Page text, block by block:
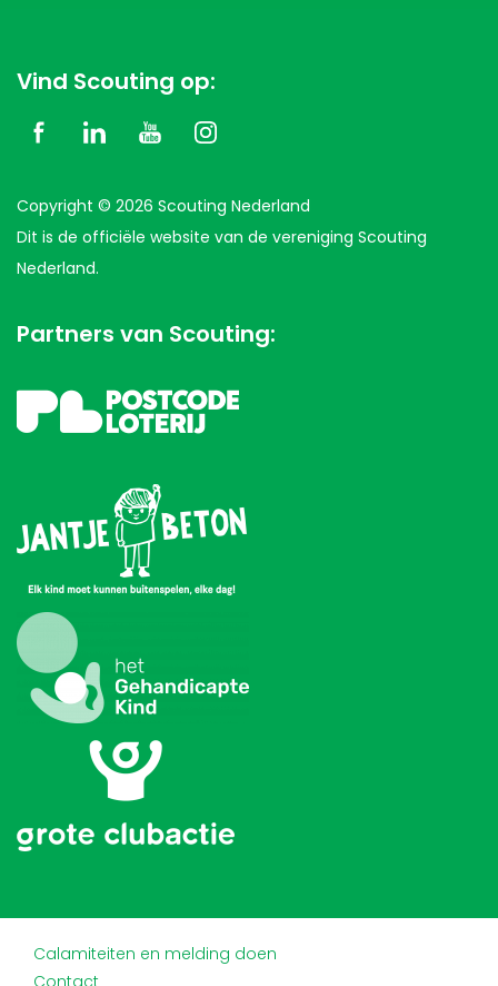
Vind Scouting op:
Copyright © 2026 Scouting Nederland
Dit is de officiële website van de vereniging Scouting
Nederland.
Partners van Scouting:
Calamiteiten en melding doen